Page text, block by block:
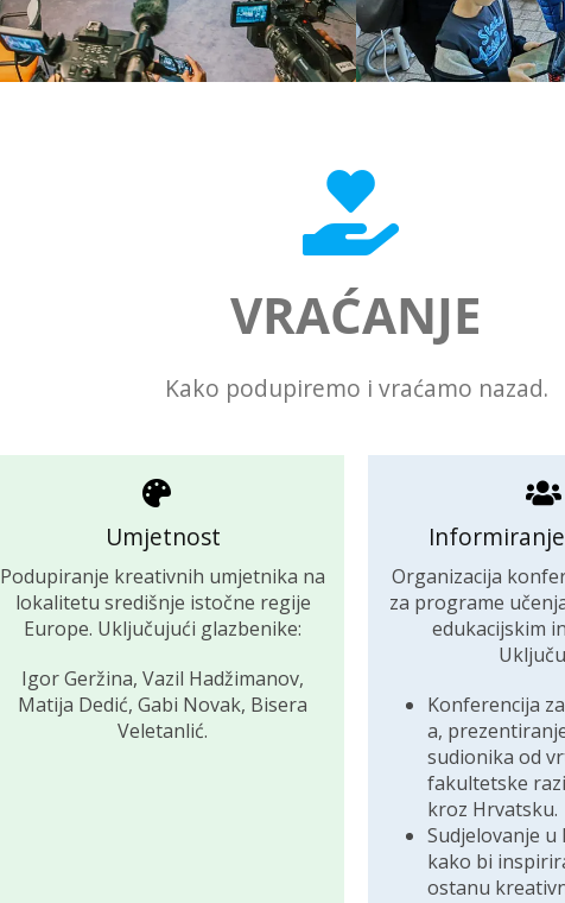
VRAĆANJE
Kako podupiremo i vraćamo nazad.
Umjetnost
Podupiranje kreativnih umjetnika na
lokalitetu središnje istočne regije
Europe. Uključujući glazbenike:
Igor Geržina, Vazil Hadžimanov,
Matija Dedić, Gabi Novak, Bisera
Veletanlić.
Organizacija
za programe
edukacijskim
Konferencija
a,
sudionika od
fakultetske
kroz Hrvatsku.
Sudjelovanje
kako bi
ostanu